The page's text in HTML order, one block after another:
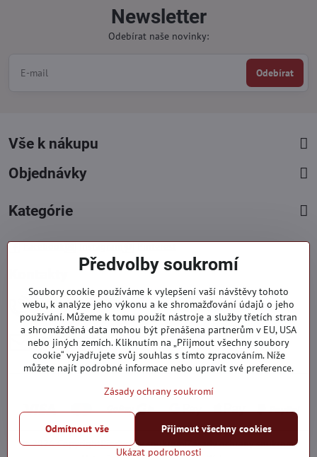
Newsletter
Odebírat naše novinky:
Odebírat
Vše k nákupu
Objednávky
Kategórie
Facebook Instagram Pinterest
+421 919 060 751
Pondělí - Pátek : 09:00 - 15:00 hod.
info​@everlady​.eu
Non stop ( 24/7 )
©2026CopyrightPředvolby soukromíZásady ochrany soukromí
Předvolby soukromí
Soubory cookie používáme k vylepšení vaší návštěvy tohoto
webu, k analýze jeho výkonu a ke shromažďování údajů o jeho
používání. Můžeme k tomu použít nástroje a služby třetích stran
a shromážděná data mohou být přenášena partnerům v EU, USA
nebo jiných zemích. Kliknutím na „Přijmout všechny soubory
cookie“ vyjadřujete svůj souhlas s tímto zpracováním. Níže
můžete najít podrobné informace nebo upravit své preference.
Zásady ochrany soukromí
Ukázat podrobnosti
Přijmout všechny cookies
Odmítnout vše